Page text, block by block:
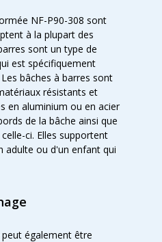
NF-P90-308 sont
à la plupart des
sont un type de
est spécifiquement
bâches à barres sont
résistants et
en aluminium ou en acier
de la bâche ainsi que
ci. Elles supportent
adulte ou d'un enfant qui
également être